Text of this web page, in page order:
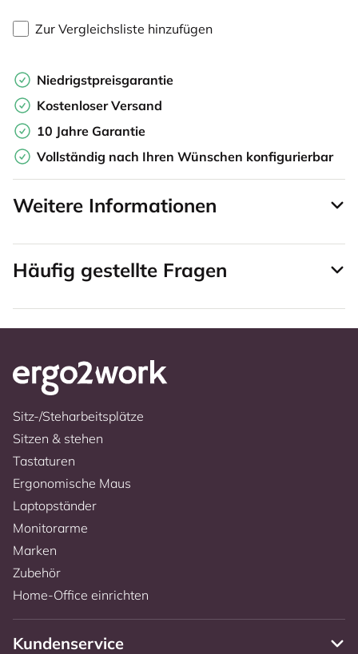
Zur Vergleichsliste hinzufügen
Niedrigstpreisgarantie
Kostenloser Versand
10 Jahre Garantie
Vollständig nach Ihren Wünschen konfigurierbar
Weitere Informationen
Häufig gestellte Fragen
Sitz-/Steharbeitsplätze
Sitzen & stehen
Tastaturen
Ergonomische Maus
Laptopständer
Monitorarme
Marken
Zubehör
Home-Office einrichten
Kundenservice